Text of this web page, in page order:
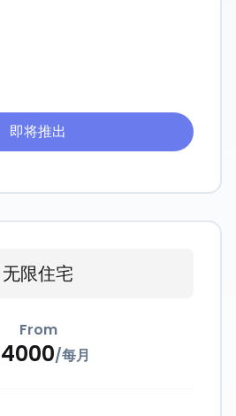
即将推出
无限住宅
From
4000/每月